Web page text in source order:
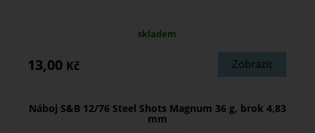
skladem
Zobrazit
13,00 Kč
Náboj S&B 12/76 Steel Shots Magnum 36 g, brok 4,83
mm